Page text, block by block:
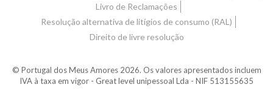
Livro de Reclamações
Resolução alternativa de litígios de consumo (RAL)
Direito de livre resolução
© Portugal dos Meus Amores 2026. Os valores apresentados incluem
IVA à taxa em vigor - Great level unipessoal Lda - NIF 513155635